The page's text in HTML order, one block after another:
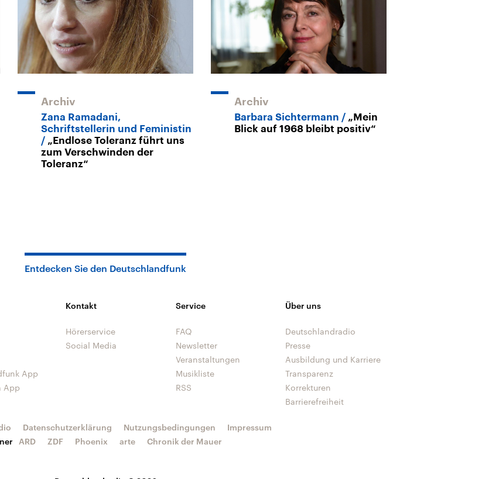
Archiv
Zana Ramadani,
Schriftstellerin und Feministin
„Endlose Toleranz führt uns
zum Verschwinden der
Toleranz“
Archiv
Barbara Sichtermann
„Mein
Blick auf 1968 bleibt positiv“
Entdecken Sie den Deutschlandfunk
App
App
Kontakt
Hörerservice
Social Media
Service
FAQ
Newsletter
Veranstaltungen
Musikliste
RSS
Über uns
Deutschlandradio
Presse
Ausbildung und Karriere
Transparenz
Korrekturen
Barrierefreiheit
Datenschutzerklärung Nutzungsbedingungen
Impressum
ARD ZDF Phoenix arte Chronik der Mauer